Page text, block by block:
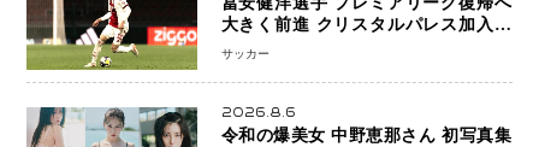
大きく前進 クリスタルパレス加入目
前 メディカルチェックも通過
サッカー
2026.8.6
令和の爆美女 中野恵那さん 初写真集